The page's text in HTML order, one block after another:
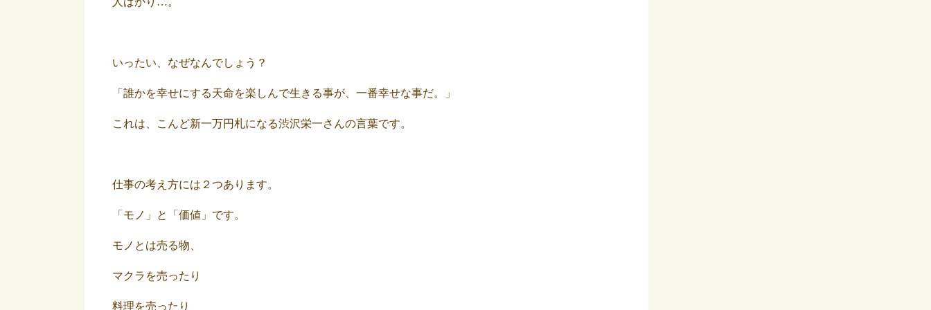
いったい、なぜなんでしょう？
「誰かを幸せにする天命を楽しんで生きる事が、一番幸せな事だ。」
これは、こんど新一万円札になる渋沢栄一さんの言葉です。
仕事の考え方には２つあります。
「モノ」と「価値」です。
モノとは売る物、
マクラを売ったり
料理を売ったり